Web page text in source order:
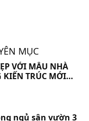
MỤC
VỚI MẪU NHÀ
KIẾN TRÚC MỚI